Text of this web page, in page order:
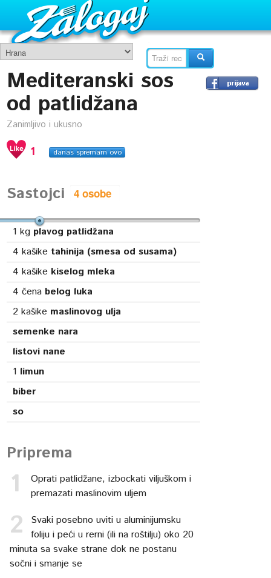
Mediteranski sos
od patlidžana
Zanimljivo i ukusno
1 danas spremam ovo
Sastojci
1 kg plavog patlidžana
4 kašike tahinija (smesa od susama)
4 kašike kiselog mleka
4 čena belog luka
2 kašike maslinovog ulja
semenke nara
listovi nane
1 limun
biber
so
Priprema
Oprati patlidžane, izbockati viljuškom i
premazati maslinovim uljem
Svaki posebno uviti u aluminijumsku
foliju i peći u rerni (ili na roštilju) oko 20
minuta sa svake strane dok ne postanu
sočni i smanje se